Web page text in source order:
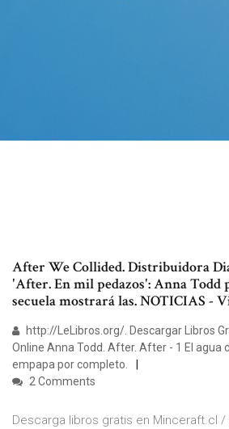
After We Collided. Distribuidora
'After. En mil pedazos': Anna Todd
secuela mostrará las. NOTICIAS -
http://LeLibros.org/. Descargar Libros
Online Anna Todd. After. After - 1 El agua
empapa por completo.
2 Comments
Descarga libros gratis en Minceraft.cl /